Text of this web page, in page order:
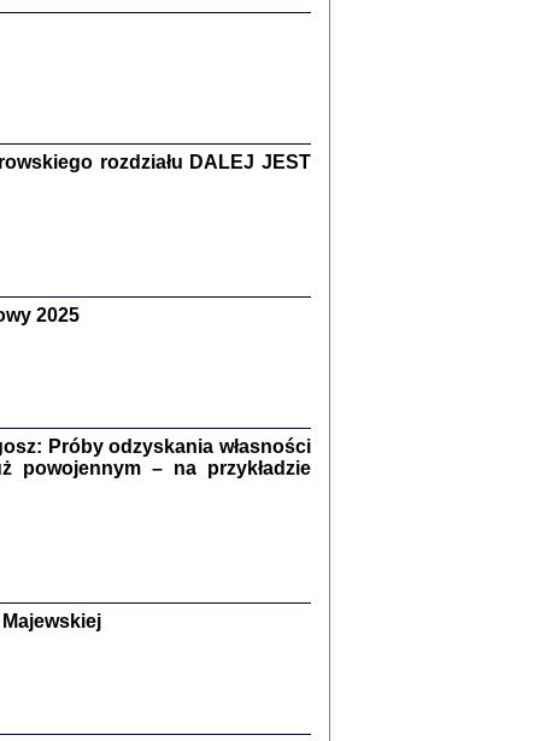
Warszawa 2018
rozdziału DALEJ JEST
2025
Próby odzyskania własności
powojennym – na przykładzie